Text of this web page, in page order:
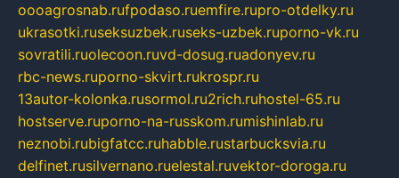
oooagrosnab.rufpodaso.ruemfire.rupro-otdelky.ru
ukrasotki.ruseksuzbek.ruseks-uzbek.ruporno-vk.ru
sovratili.ruolecoon.ruvd-dosug.ruadonyev.ru
rbc-news.ruporno-skvirt.rukrospr.ru
13autor-kolonka.rusormol.ru2rich.ruhostel-65.ru
hostserve.ruporno-na-russkom.rumishinlab.ru
neznobi.rubigfatcc.ruhabble.rustarbucksvia.ru
delfinet.rusilvernano.ruelestal.ruvektor-doroga.ru